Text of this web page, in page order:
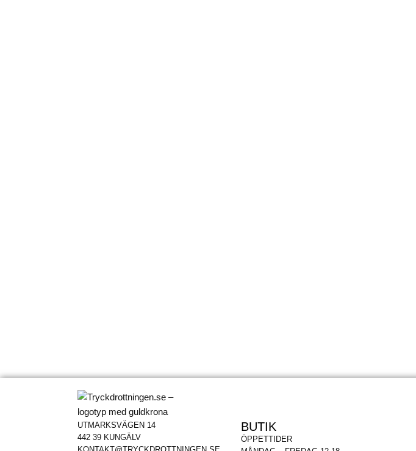
UTMARKSVÄGEN 14
442 39 KUNGÄLV
BUTIK
ÖPPETTIDER